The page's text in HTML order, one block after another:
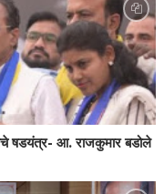
षडयंत्र- आ. राजकुमार बडोले